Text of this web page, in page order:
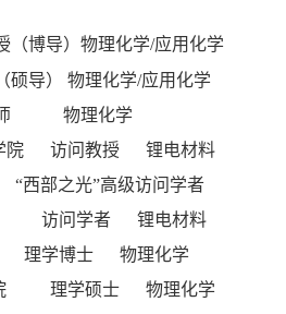
博导）物理化学/应用化学
导） 物理化学/应用化学
师 物理化学
学院 访问教授 锂电材料
“西部之光”高级访问学者
院 访问学者 锂电材料
理学博士 物理化学
院 理学硕士 物理化学